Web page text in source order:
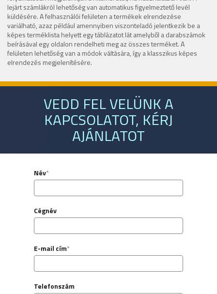
lejárt számlákról lehetőség van automatikus figyelmeztető levél
küldésére. A felhasználói felületen a termékek elrendezése
variálható, azaz például amennyiben viszonteladó jelentkezik be a
képes terméklista helyett egy táblázatot lát amelyből a darabszámok
beírásával egy oldalon rendelheti meg az összes terméket. A
felületen lehetőség van a módok váltására, így a klasszikus képes
elrendezés megjelenítésére.
VEDD FEL VELÜNK A
KAPCSOLATOT, KÉRJ
AJÁNLATOT
Név*
Cégnév
E-mail cím*
Telefonszám